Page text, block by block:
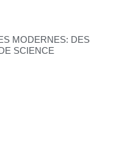
MODERNES: DES
SCIENCE